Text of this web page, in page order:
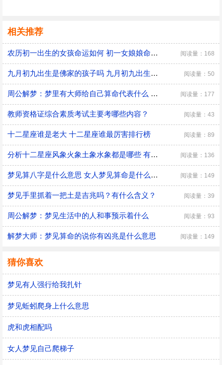
相关推荐
农历初一出生的女孩命运如何 初一女娘娘命什么意思 阅读量：168
九月初九出生是佛家的孩子吗 九月初九出生有什么说法 阅读量：50
周公解梦：梦里有大师给自己算命代表什么 是好兆头吗？ 阅读量：177
教师资格证综合素质考试主要考哪些内容？ 阅读量：43
十二星座谁是老大 十二星座谁最厉害排行榜 阅读量：89
分析十二星座风象火象土象水象都是哪些 有什么优缺点 阅读量：136
梦见算八字是什么意思 女人梦见算命是什么预兆 阅读量：149
梦见手里抓着一把土是吉兆吗？有什么含义？ 阅读量：39
周公解梦：梦见生活中的人和事预示着什么 阅读量：93
解梦大师：梦见算命的说你有凶兆是什么意思 阅读量：149
猜你喜欢
梦见有人强行给我扎针
梦见蚯蚓爬身上什么意思
虎和虎相配吗
女人梦见自己爬梯子